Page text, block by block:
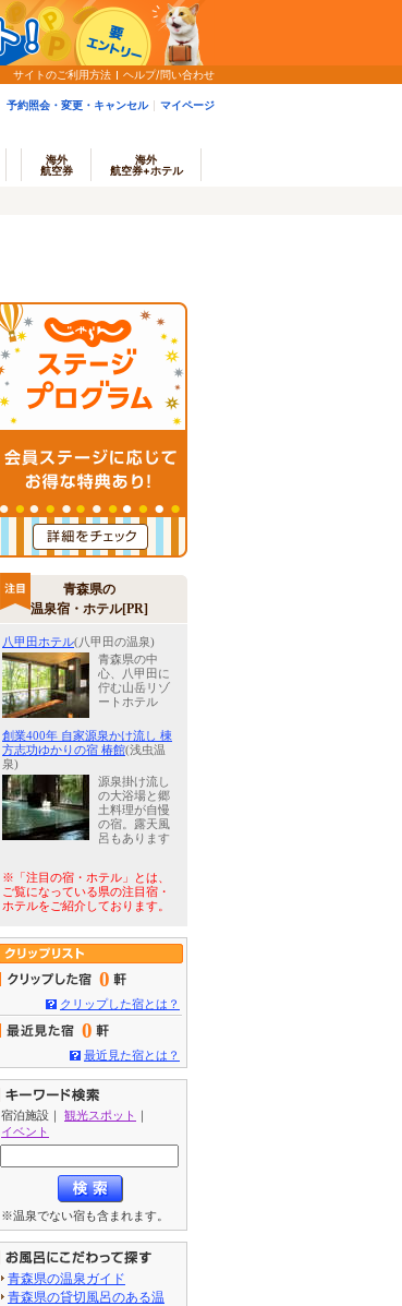
サイトのご利用方法 ヘルプ/問い合わせ
予約照会・変更・キャンセル マイページ
海外
航空券
海外
航空券+ホテル
青森県の
温泉宿・ホテル[PR]
八甲田ホテル(八甲田の温泉)
青森県の中
心、八甲田に
佇む山岳リゾ
ートホテル
創業400年 自家源泉かけ流し 棟
方志功ゆかりの宿 椿館(浅虫温
泉)
源泉掛け流し
の大浴場と郷
土料理が自慢
の宿。露天風
呂もあります
※「注目の宿・ホテル」とは、
ご覧になっている県の注目宿・
ホテルをご紹介しております。
0
クリップした宿とは？
0
最近見た宿とは？
宿泊施設 ｜ 観光スポット ｜
イベント
※温泉でない宿も含まれます。
青森県の温泉ガイド
青森県の貸切風呂のある温